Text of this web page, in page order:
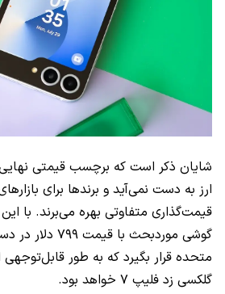
شایان ذکر است که برچسب قیمتی
ارز به دست نمی‌آید و برندها برای
قیمت‌گذاری متفاوتی بهره می‌برند. با
گوشی موردبحث با
متحده قرار بگیرد که به طور
گلکسی زد فلیپ ۷ خواهد بود.